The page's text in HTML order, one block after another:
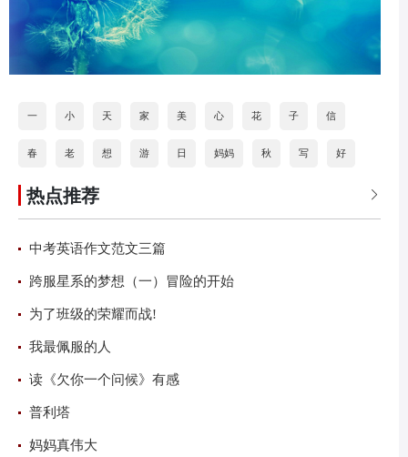
一 小 天 家 美 心 花 子 信
春 老 想 游 日 妈妈 秋 写 好
师 乐 
热点推荐
中考英语作文范文三篇
跨服星系的梦想（一）冒险的开始
为了班级的荣耀而战!
我最佩服的人
读《欠你一个问候》有感
普利塔
妈妈真伟大